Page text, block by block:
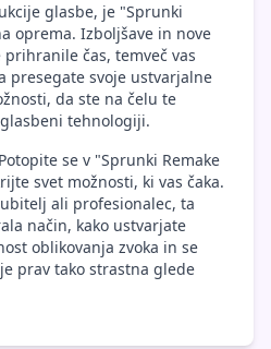
glasbe, je "Sprunki
oprema. Izboljšave in nove
čas, temveč vas
presegate svoje ustvarjalne
da ste na čelu te
tehnologiji.
se v "Sprunki Remake
svet možnosti, ki vas čaka.
ali profesionalec, ta
način, kako ustvarjate
oblikovanja zvoka in se
prav tako strastna glede